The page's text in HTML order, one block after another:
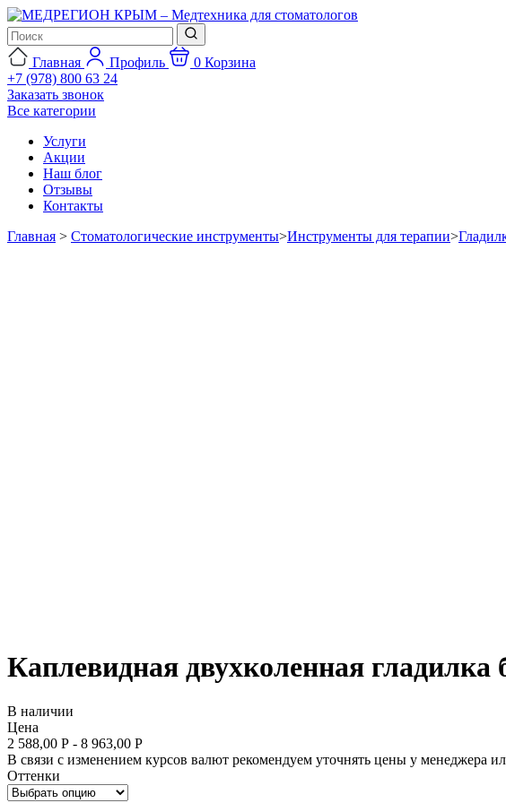
Главная Профиль 0 Корзина
+7 (978) 800 63 24
Заказать звонок
Все категории
Услуги
Акции
Наш блог
Отзывы
Контакты
Главная > Стоматологические инструменты>Инструменты для терапии>
Каплевидная двухколенная
В наличии
Цена
2 588,00 Р - 8 963,00 Р
В связи с изменением курсов валют рекомендуем уточнять цены у менеджера
Оттенки